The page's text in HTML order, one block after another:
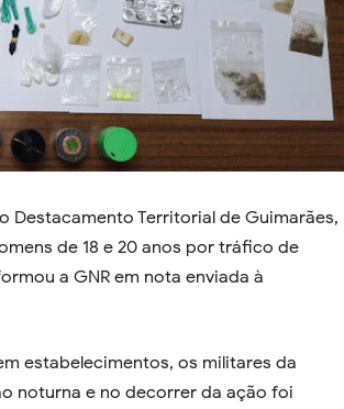
Destacamento Territorial de Guimarães,
de 18 e 20 anos por tráfico de
a GNR em nota enviada à
estabelecimentos, os militares da
noturna e no decorrer da ação foi